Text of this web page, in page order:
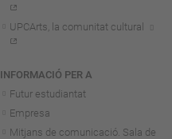
UPCArts, la comunitat cultural
INFORMACIÓ PER A
Futur estudiantat
Empresa
Mitjans de comunicació. Sala de